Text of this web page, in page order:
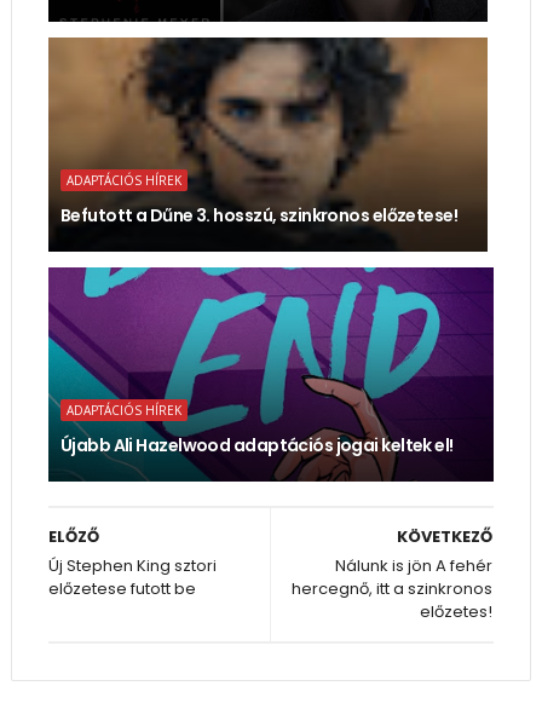
ADAPTÁCIÓS HÍREK
Befutott a Dűne 3. hosszú, szinkronos előzetese!
ADAPTÁCIÓS HÍREK
Újabb Ali Hazelwood adaptációs jogai keltek el!
KÖVETKEZŐ
Nálunk is jön A fehér
hercegnő, itt a szinkronos
előzetes!
ELŐZŐ
Új Stephen King sztori
előzetese futott be